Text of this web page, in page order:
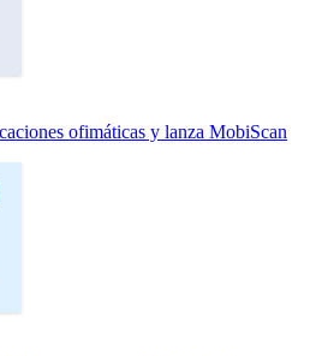
ofimáticas y lanza MobiScan